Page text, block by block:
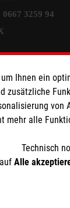
3259 94
als
Ihnen ein
zusätzliche
von
mehr alle
Technisch
Alle